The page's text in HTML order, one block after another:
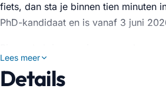
fiets, dan sta je binnen tien minuten
PhD-kandidaat en is vanaf 3 juni
andere bewo…
Lees meer
Details